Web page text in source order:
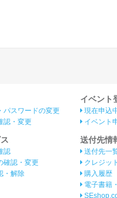
パスワードの変更
認・変更
認
確認・変更
・解除
イベント
現在申込
イベント
送付先情
送付先一
クレジッ
購入履歴
電子書籍